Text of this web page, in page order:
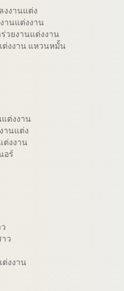
งงานแต่ง
านแต่งงาน
วยงานแต่งงาน
งงาน แหวนหมั้น
ต่งงาน
านแต่ง
ต่งงาน
อร์
ว
ต่งงาน